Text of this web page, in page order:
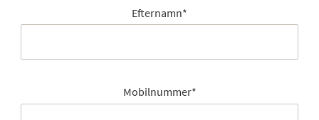
Efternamn*
Mobilnummer*